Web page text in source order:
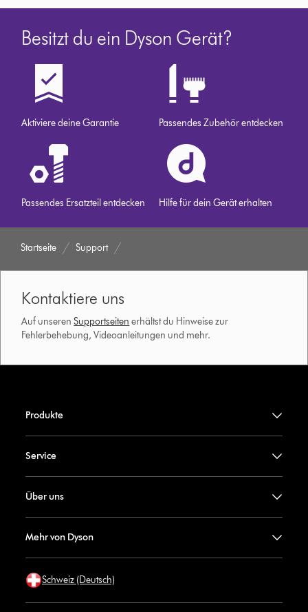
Besitzt du ein Dyson Gerät?
Aktiviere deine Garantie Passendes Zubehör entdecken
Passendes Ersatzteil entdecken Hilfe für dein Gerät erhalten
Startseite Support
Kontaktiere uns
Auf unserenSupportseiten erhältst du Hinweise zur
Fehlerbehebung, Videoanleitungen und mehr.
Produkte
Service
Über uns
Mehr von Dyson
Schweiz (Deutsch)